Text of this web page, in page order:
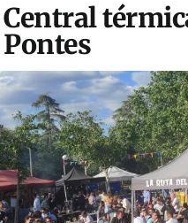
Central
Pontes